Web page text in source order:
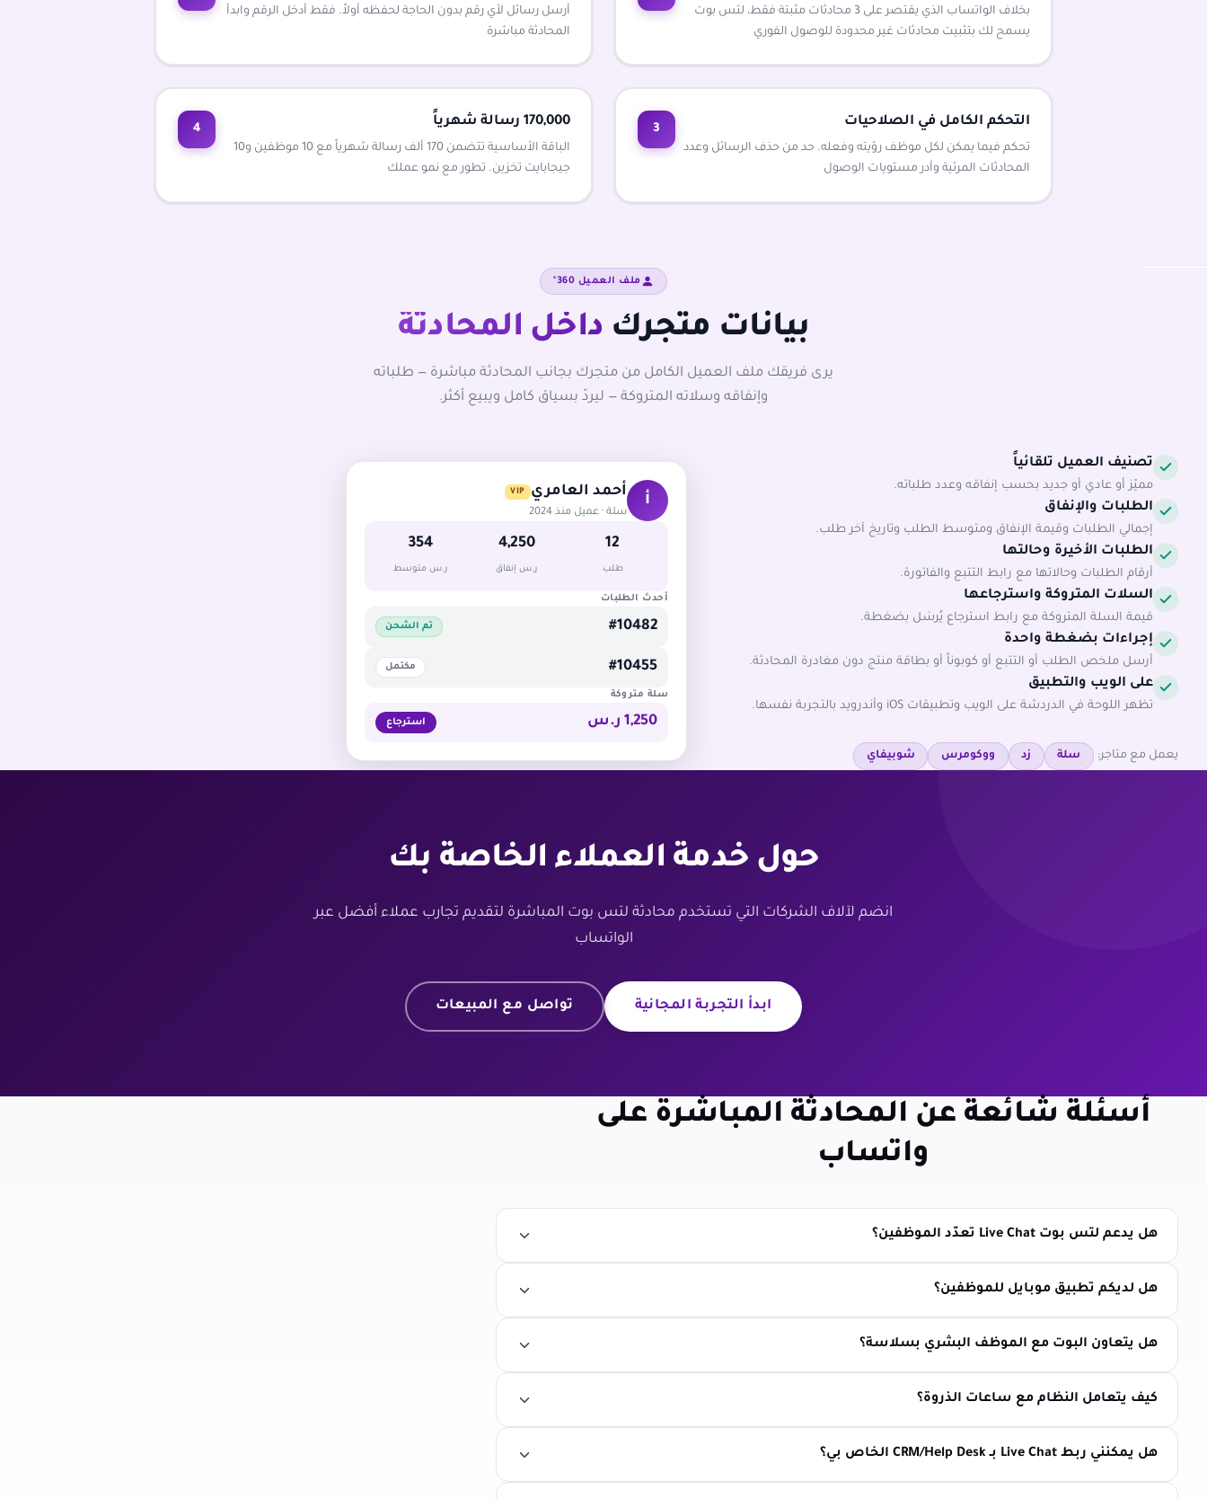
بخلاف الواتساب الذي يقتصر على 3 محادثات مثبتة فقط، لتس بوت
يسمح لك بتثبيت محادثات غير محدودة للوصول الفوري
أرسل رسائل لأي رقم بدون الحاجة لحفظه أولاً. فقط أدخل الرقم وابدأ
المحادثة مباشرة
3 التحكم الكامل في الصلاحيات
تحكم فيما يمكن لكل موظف رؤيته وفعله. حد من حذف الرسائل وعدد
المحادثات المرئية وأدر مستويات الوصول
4 170,000 رسالة شهرياً
الباقة الأساسية تتضمن 170 ألف رسالة شهرياً مع 10 موظفين و10
جيجابايت تخزين. تطور مع نمو عملك
ملف العميل 360°
بيانات متجرك داخل المحادثة
يرى فريقك ملف العميل الكامل من متجرك بجانب المحادثة مباشرة — طلباته
وإنفاقه وسلاته المتروكة — ليردّ بسياق كامل ويبيع أكثر.
تصنيف العميل تلقائياً
مميّز أو عادي أو جديد بحسب إنفاقه وعدد طلباته.
الطلبات والإنفاق
إجمالي الطلبات وقيمة الإنفاق ومتوسط الطلب وتاريخ آخر طلب.
الطلبات الأخيرة وحالتها
أرقام الطلبات وحالاتها مع رابط التتبع والفاتورة.
السلات المتروكة واسترجاعها
قيمة السلة المتروكة مع رابط استرجاع يُرسَل بضغطة.
إجراءات بضغطة واحدة
أرسل ملخص الطلب أو التتبع أو كوبوناً أو بطاقة منتج دون مغادرة المحادثة.
على الويب والتطبيق
تظهر اللوحة في الدردشة على الويب وتطبيقات iOS وأندرويد بالتجربة نفسها.
يعمل مع متاجر: سلة زد ووكومرس شوبيفاي
أ
أحمد العامري VIP
سلة · عميل منذ 2024
12
طلب
4,250
ر.س إنفاق
354
ر.س متوسط
أحدث الطلبات
#10482 تم الشحن
#10455 مكتمل
سلة متروكة
1,250 ر.س استرجاع
حول خدمة العملاء الخاصة بك
انضم لآلاف الشركات التي تستخدم محادثة لتس بوت المباشرة لتقديم تجارب عملاء أفضل عبر
الواتساب
ابدأ التجربة المجانية تواصل مع المبيعات
أسئلة شائعة عن المحادثة المباشرة على
واتساب
هل يدعم لتس بوت Live Chat تعدّد الموظفين؟
هل لديكم تطبيق موبايل للموظفين؟
هل يتعاون البوت مع الموظف البشري بسلاسة؟
كيف يتعامل النظام مع ساعات الذروة؟
هل يمكنني ربط Live Chat بـ CRM/Help Desk الخاص بي؟